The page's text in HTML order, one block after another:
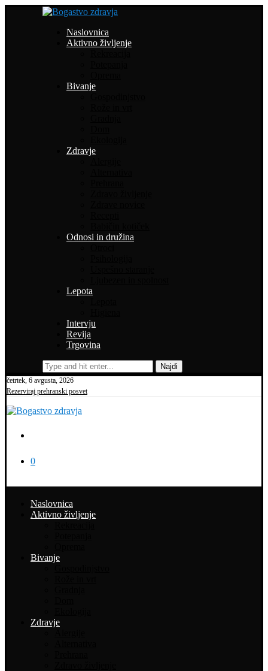
Naslovnica
Aktivno življenje
Bivanje
Zdravje
Odnosi in družina
Lepota
Intervju
Revija
Trgovina
Najdi
četrtek, 6 avgusta, 2026
Rezerviraj prehranski posvet
0
Naslovnica
Aktivno življenje
Bivanje
Zdravje